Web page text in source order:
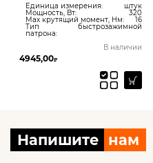
Единица измерения: штук
Мощность, Вт: 320
Max крутящий момент, Нм: 16
Тип
патрона:
быстрозажимной
В наличии
4945,00₽
Напишите нам